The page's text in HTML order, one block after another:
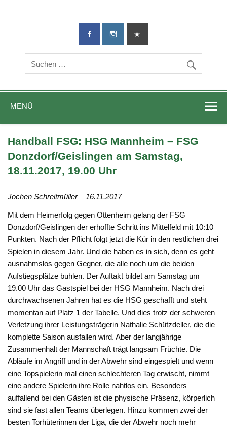
TG-Geislingen
DIE Sportadresse in Geislingen!
MENÜ
Handball FSG: HSG Mannheim – FSG
Donzdorf/Geislingen am Samstag,
18.11.2017, 19.00 Uhr
Jochen Schreitmüller – 16.11.2017
Mit dem Heimerfolg gegen Ottenheim gelang der FSG
Donzdorf/Geislingen der erhoffte Schritt ins Mittelfeld mit 10:10
Punkten. Nach der Pflicht folgt jetzt die Kür in den restlichen drei
Spielen in diesem Jahr. Und die haben es in sich, denn es geht
ausnahmslos gegen Gegner, die alle noch um die beiden
Aufstiegsplätze buhlen. Der Auftakt bildet am Samstag um
19.00 Uhr das Gastspiel bei der HSG Mannheim. Nach drei
durchwachsenen Jahren hat es die HSG geschafft und steht
momentan auf Platz 1 der Tabelle. Und dies trotz der schweren
Verletzung ihrer Leistungsträgerin Nathalie Schützdeller, die die
komplette Saison ausfallen wird. Aber der langjährige
Zusammenhalt der Mannschaft trägt langsam Früchte. Die
Abläufe im Angriff und in der Abwehr sind eingespielt und wenn
eine Topspielerin mal einen schlechteren Tag erwischt, nimmt
eine andere Spielerin ihre Rolle nahtlos ein. Besonders
auffallend bei den Gästen ist die physische Präsenz, körperlich
sind sie fast allen Teams überlegen. Hinzu kommen zwei der
besten Torhüterinnen der Liga, die der Abwehr noch mehr